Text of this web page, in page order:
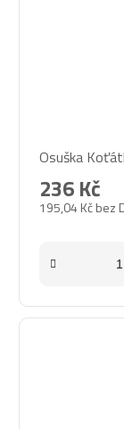
Osuška
195,04 Kč bez
236 Kč